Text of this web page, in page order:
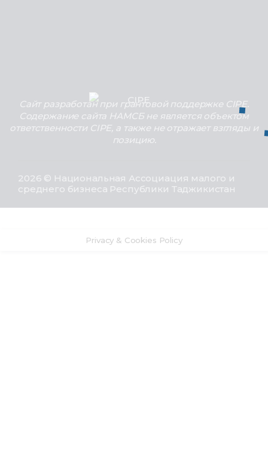
Сайт разработан при грантовой поддержке CIPE.
Содержание сайта НАМСБ не является объектом
ответственности CIPE, а также не отражает взгляды и
позицию.
2026 © Национальная Ассоциация малого и
среднего бизнеса Республики Таджикистан
Privacy & Cookies Policy